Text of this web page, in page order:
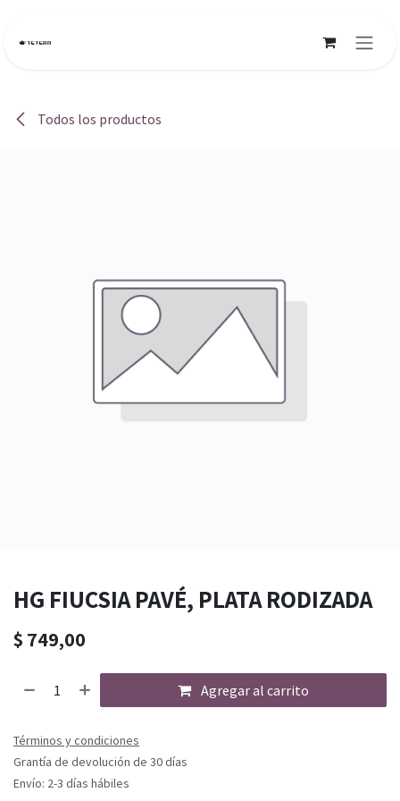
Todos los productos
HG FIUCSIA PAVÉ, PLATA RODIZADA
$ 749,00
Agregar al carrito
Términos y condiciones
Grantía de devolución de 30 días
Envío: 2-3 días hábiles